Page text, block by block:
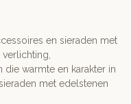
en sieraden met
warmte en karakter in
met edelstenen